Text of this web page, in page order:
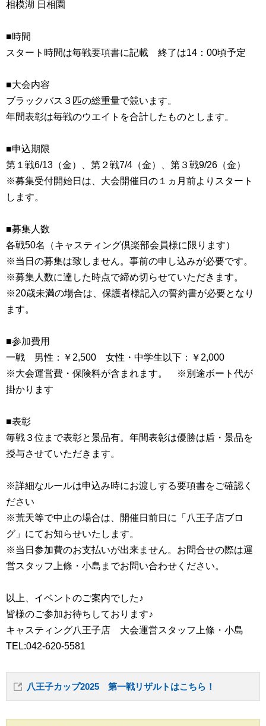
相模湖 日相園
■時間
スタート時間は毎戦要項書に記載 終了は14：00頃予定
■大会内容
ブラックバス３匹の総重量で競います。
年間表彰は毎戦のウエイトを合計したものとします。
■申込期限
第１戦6/13（金）、第２戦7/4（金）、第３戦9/26（金）
※募集受付開始日は、大会開催日の１ヵ月前よりスタート
します。
■募集人数
各戦50名（キャスティング倶楽部会員様に限ります）
※当日の募集は致しません。事前の申し込みが必要です。
※募集人数に達した時点で締め切らせていただきます。
※20歳未満の場合は、保護者様記入の誓約書が必要となり
ます。
■参加費用
一戦 男性：￥2,500 女性・中学生以下：￥2,000
※大会運営費・保険料が含まれます。 ※別途ボート代が
掛かります
■表彰
毎戦３位まで表彰と景品有。年間表彰は優勝は盾・景品を
授与させていただきます。
※詳細なルールは申込み時にお渡しする要項書をご確認く
ださい
※荒天等で中止の場合は、開催日前日に「八王子店ブロ
グ」にてお知らせいたします。
※当日参加費のお支払いが出来ません。お問合せの際は運
営スタッフ上條・小島までお問い合わせください。
以上、イベントのご案内でした♪
皆様のご参加お待ちしております♪
キャスティング八王子店 大会運営スタッフ上條・小島
TEL:042-620-5581
八王子カップ2025 第一戦リザルトはこちら！